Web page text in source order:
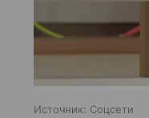
Источник: Соцсети